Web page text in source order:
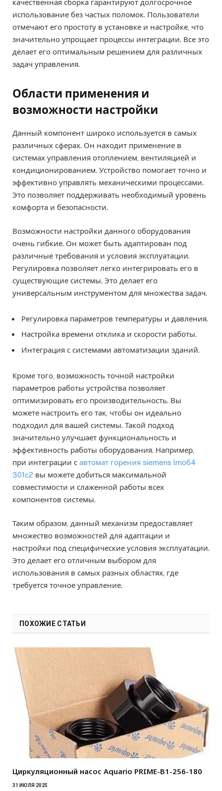
качественная сборка гарантируют долгосрочное
использование без частых поломок. Пользователи
отмечают его простоту в установке и настройке, что
значительно упрощает процессы интеграции. Все это
делает его оптимальным решением для различных
задач управления.
Области применения и
возможности настройки
Данный компонент широко используется в самых
различных сферах. Он находит применение в
системах управления отоплением, вентиляцией и
кондиционированием. Устройство помогает точно и
эффективно управлять механическими процессами.
Это позволяет поддерживать необходимый уровень
комфорта и безопасности.
Возможности настройки данного оборудования
очень гибкие. Он может быть адаптирован под
различные требования и условия эксплуатации.
Регулировка позволяет легко интегрировать его в
существующие системы. Это делает его
универсальным инструментом для множества задач.
Регулировка параметров температуры и давления.
Настройка времени отклика и скорости работы.
Интеграция с системами автоматизации зданий.
Кроме того, возможность точной настройки
параметров работы устройства позволяет
оптимизировать его производительность. Вы
можете настроить его так, чтобы он идеально
подходил для вашей системы. Такой подход
значительно улучшает функциональность и
эффективность работы оборудования. Например,
при интеграции с автомат горения siemens lmo64
301c2 вы можете добиться максимальной
совместимости и слаженной работы всех
компонентов системы.
Таким образом, данный механизм предоставляет
множество возможностей для адаптации и
настройки под специфические условия эксплуатации.
Это делает его отличным выбором для
использования в самых разных областях, где
требуется точное управление.
ПОХОЖИЕ СТАТЬИ
Циркуляционный насос Aquario PRIME-B1-256-180
31 ИЮЛЯ 2025